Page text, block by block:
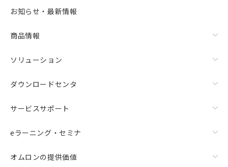
お知らせ・最新情報
商品情報
ソリューション
ダウンロードセンタ
サービスサポート
eラーニング・セミナ
オムロンの提供価値